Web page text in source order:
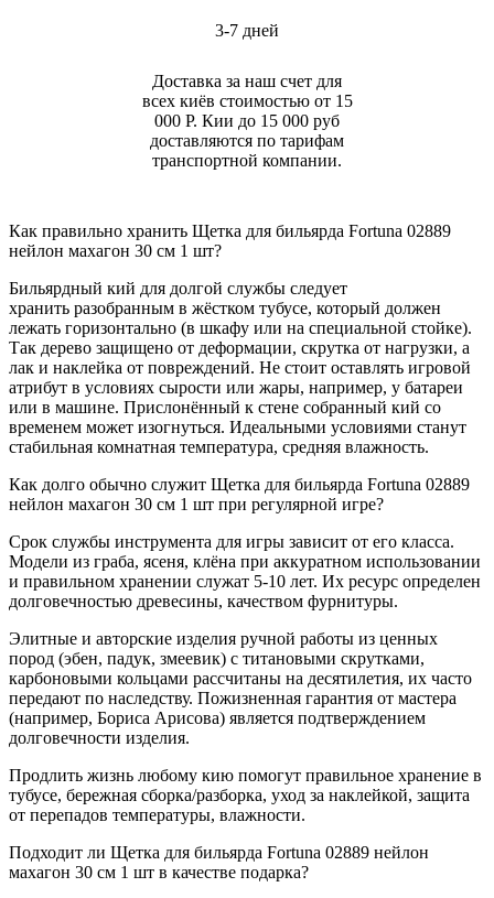
3-7 дней
Доставка за наш счет для
всех киёв стоимостью от 15
000 Р. Кии до 15 000 руб
доставляются по тарифам
транспортной компании.
Как правильно хранить Щетка для бильярда Fortuna 02889
нейлон махагон 30 см 1 шт?
Бильярдный кий для долгой службы следует
хранить разобранным в жёстком тубусе, который должен
лежать горизонтально (в шкафу или на специальной стойке).
Так дерево защищено от деформации, скрутка от нагрузки, а
лак и наклейка от повреждений. Не стоит оставлять игровой
атрибут в условиях сырости или жары, например, у батареи
или в машине. Прислонённый к стене собранный кий со
временем может изогнуться. Идеальными условиями станут
стабильная комнатная температура, средняя влажность.
Как долго обычно служит Щетка для бильярда Fortuna 02889
нейлон махагон 30 см 1 шт при регулярной игре?
Срок службы инструмента для игры зависит от его класса.
Модели из граба, ясеня, клёна при аккуратном использовании
и правильном хранении служат 5-10 лет. Их ресурс определен
долговечностью древесины, качеством фурнитуры.
Элитные и авторские изделия ручной работы из ценных
пород (эбен, падук, змеевик) с титановыми скрутками,
карбоновыми кольцами рассчитаны на десятилетия, их часто
передают по наследству. Пожизненная гарантия от мастера
(например, Бориса Арисова) является подтверждением
долговечности изделия.
Продлить жизнь любому кию помогут правильное хранение в
тубусе, бережная сборка/разборка, уход за наклейкой, защита
от перепадов температуры, влажности.
Подходит ли Щетка для бильярда Fortuna 02889 нейлон
махагон 30 см 1 шт в качестве подарка?